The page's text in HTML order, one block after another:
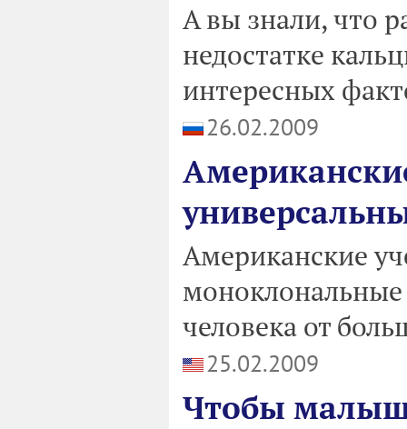
А вы знали, что
недостатке
интересных
26.02.2009
Американские
моноклональные
человека от
25.02.2009
Чтобы малыш